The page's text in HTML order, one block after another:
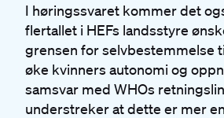
I høringssvaret kommer det
flertallet i HEFs landsstyre
grensen for selvbestemmelse
øke kvinners autonomi og
samsvar med WHOs
understreker at dette er mer